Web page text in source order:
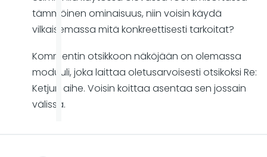
tämmöinen ominaisuus, niin voisin käydä
vilkaisemassa mitä konkreettisesti tarkoitat?
Kommentin otsikkoon näköjään on olemassa
moduuli, joka laittaa oletusarvoisesti otsikoksi Re:
Ketjun aihe. Voisin koittaa asentaa sen jossain
välissä.